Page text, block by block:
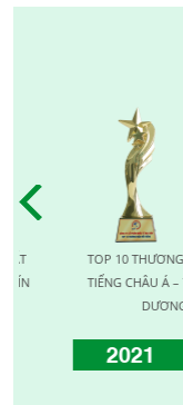
TOP 10 THƯƠNG
TIẾNG CHÂU Á –
DƯƠNG
2021